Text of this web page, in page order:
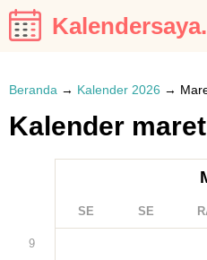
Beranda → Kalender 2026 →
Kalender
SE SE
9